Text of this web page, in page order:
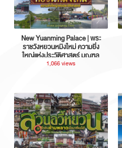
New Yuanming Palace | พระ
ราชวังหยวนหมิงใหม่ ความยิ่ง
ใหญ่แห่งประวัติศาสตร์ มณฑล
กวางตุ้ง ประเทศจีน
1,066 views